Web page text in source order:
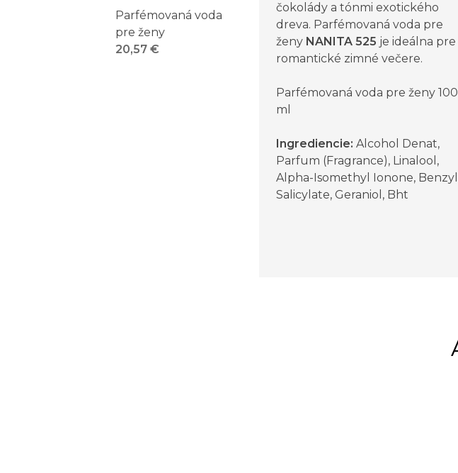
Parfémovaná voda
pre ženy
20,57 €
čokolády a tónmi exotického
dreva. Parfémovaná voda pre
ženy NANITA 525 je ideálna pre
romantické zimné večere.
Parfémovaná voda pre ženy 100
ml
Ingrediencie: Alcohol Denat,
Parfum (Fragrance), Linalool,
Alpha-Isomethyl Ionone, Benzyl
Salicylate, Geraniol, Bht